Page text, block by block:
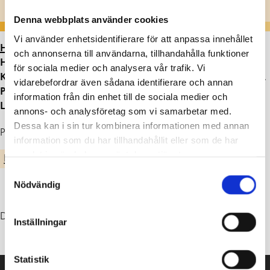
Denna webbplats använder cookies
Vi använder enhetsidentifierare för att anpassa innehållet
och annonserna till användarna, tillhandahålla funktioner
för sociala medier och analysera vår trafik. Vi
vidarebefordrar även sådana identifierare och annan
information från din enhet till de sociala medier och
annons- och analysföretag som vi samarbetar med.
Dessa kan i sin tur kombinera informationen med annan
information som du har tillhandahållit eller som de har
Nödvändig
Inställningar
Statistik
HEM > >
“STÄNDIG SKÄRMTID TÄR PÅ
HJÄRNAN – ABITURIENTER ÖNSKAR MERA
KÄLLKRITIK OCH MER FOKUS PÅ HUR DET DIGITALA
PÅVERKAR VÅR HÄLSA” I NYASTE NUMRET AV
LÄRORIKT.
Publicerad : 05.09.2023
EKENÄS GYMNASIUM
Du kan läsa artikeln